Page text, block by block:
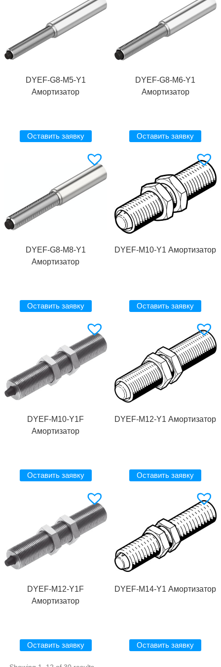
DYEF-G8-M5-Y1
Амортизатор
Оставить заявку
DYEF-G8-M6-Y1
Амортизатор
Оставить заявку
DYEF-G8-M8-Y1
Амортизатор
Оставить заявку
DYEF-M10-Y1 Амортизатор
Оставить заявку
DYEF-M10-Y1F
Амортизатор
Оставить заявку
DYEF-M12-Y1 Амортизатор
Оставить заявку
DYEF-M12-Y1F
Амортизатор
Оставить заявку
DYEF-M14-Y1 Амортизатор
Оставить заявку